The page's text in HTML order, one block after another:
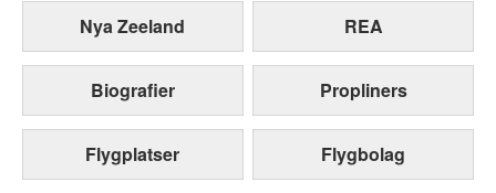
Nya Zeeland REA
Biografier Propliners
Flygplatser Flygbolag